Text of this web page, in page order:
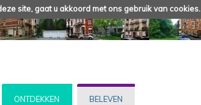
site, gaat u akkoord met ons gebruik van cookies.
ONTDEKKEN BELEVEN